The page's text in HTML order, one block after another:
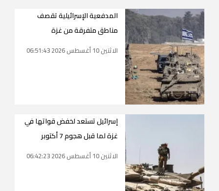
المدفعية الإسرائيلية تقصف
مناطق متفرقة من غزة
الاثنين 10 أغسطس 2026 06:51:43
إسرائيل تستعد لخفض قواتها في
غزة لما قبل هجوم 7 أكتوبر
الاثنين 10 أغسطس 2026 06:42:23